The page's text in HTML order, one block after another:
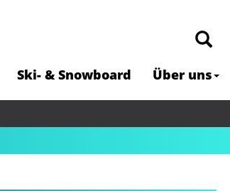
Ski- & Snowboard Über uns